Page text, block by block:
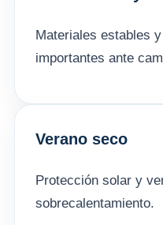
Materiales estables
importantes ante
Verano seco
Protección solar y
sobrecalentamiento.